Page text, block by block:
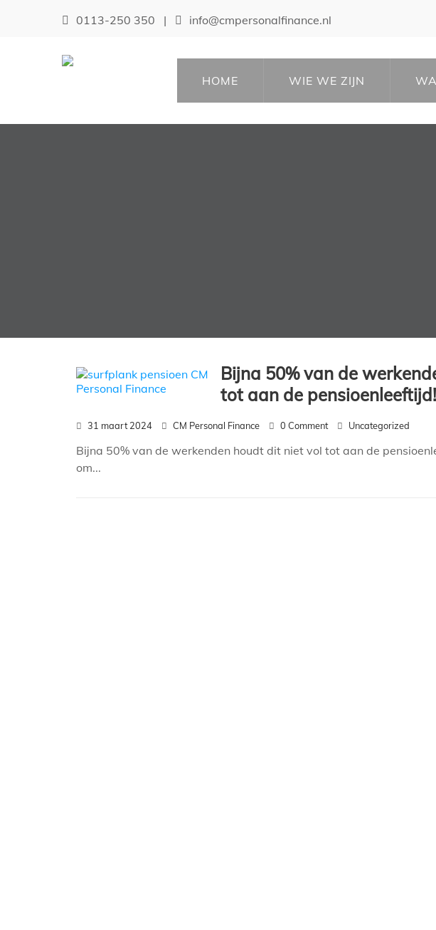
0113-250 350 | info@cmpersonalfinance.nl
HOME WIE WE ZIJN
Bijna 50% van de
tot aan de pensioenleeftijd!
31 maart 2024 CM Personal Finance 0 Comment Uncategorized
Bijna 50% van de werkenden houdt dit niet vol tot aan de
om...